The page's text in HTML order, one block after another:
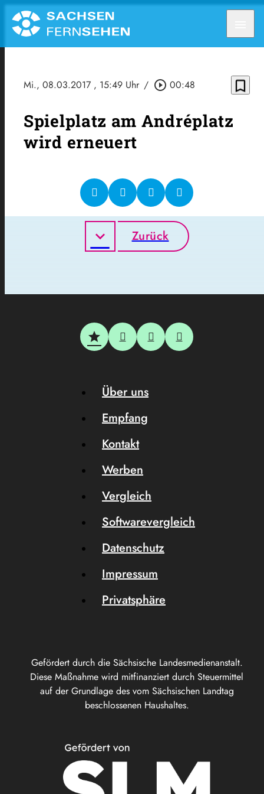
Mi., 08.03.2017 , 15:49 Uhr / play_circle_outline 00:48 bookmark_border
Spielplatz am Andréplatz
wird erneuert
Zurück
Gefördert durch die Sächsische Landesmedienanstalt.
Diese Maßnahme wird mitfinanziert durch Steuermittel
auf der Grundlage des vom Sächsischen Landtag
beschlossenen Haushaltes.
Über uns
Empfang
Kontakt
Werben
Vergleich
Softwarevergleich
Datenschutz
Impressum
Privatsphäre